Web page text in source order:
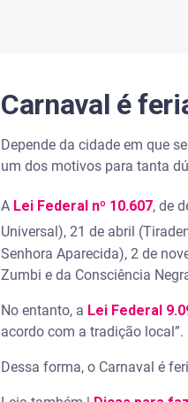
Carnaval é
Depende da cidade em que
um dos motivos para tanta
A Lei Federal nº 10.607, de
Universal), 21 de abril
Senhora Aparecida), 2 de
Zumbi e da Consciência
No entanto, a Lei Federal
acordo com a tradição local”.
Dessa forma, o Carnaval é